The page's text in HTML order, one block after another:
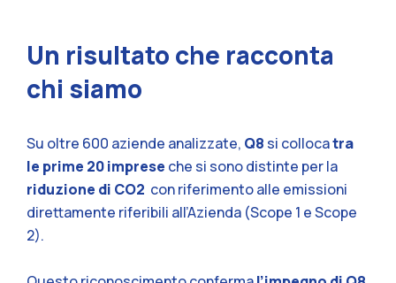
Un risultato che racconta
chi siamo
Su oltre 600 aziende analizzate, Q8 si collocatra
le prime 20 imprese che si sono distinte per la
riduzione di CO2 con riferimento alle emissioni
direttamente riferibili all’Azienda (Scope 1 e Scope
2).